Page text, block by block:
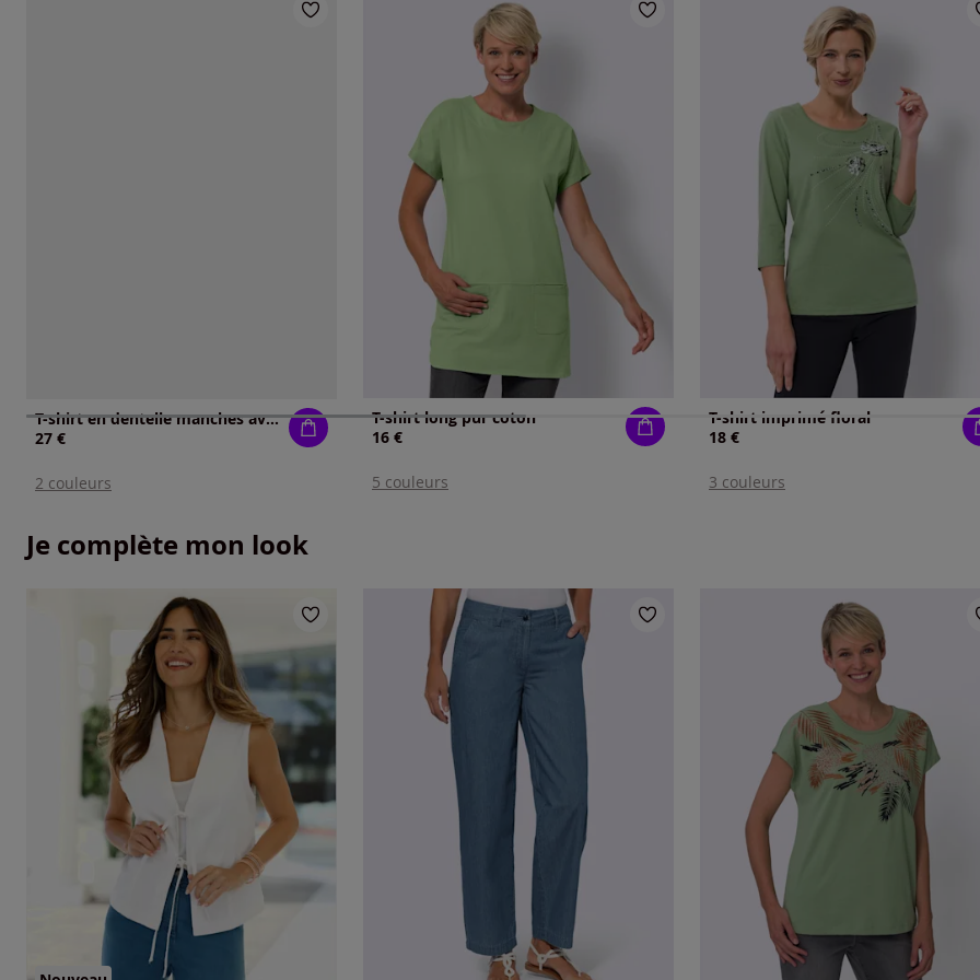
T-shirt en dentelle manches avec dentelle transparente
27 €
2 couleurs
T-shirt long pur coton
16 €
5 couleurs
T-shirt imprimé floral
18 €
3 couleurs
Je complète mon look